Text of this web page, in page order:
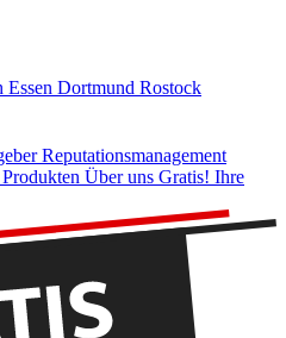
Essen Dortmund Rostock
Reputationsmanagement
Über uns Gratis! Ihre